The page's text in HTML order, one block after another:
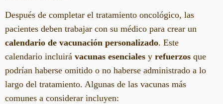
Después de completar el tratamiento oncológico, las
pacientes deben trabajar con su médico para crear un
calendario de vacunación personalizado. Este
calendario incluirá vacunas esenciales y refuerzos que
podrían haberse omitido o no haberse administrado a lo
largo del tratamiento. Algunas de las vacunas más
comunes a considerar incluyen: